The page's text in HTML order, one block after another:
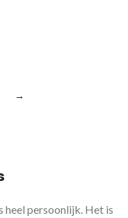
→
heel persoonlijk. Het is